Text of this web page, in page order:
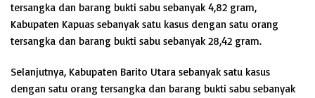
tersangka dan barang bukti sabu sebanyak 4,82 gram,
Kabupaten Kapuas sebanyak satu kasus dengan satu orang
tersangka dan barang bukti sabu sebanyak 28,42 gram.
Selanjutnya, Kabupaten Barito Utara sebanyak satu kasus
dengan satu orang tersangka dan barang bukti sabu sebanyak